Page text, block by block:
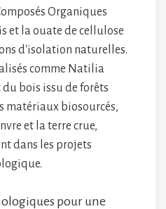
Organiques
et la ouate de cellulose
d'isolation naturelles.
comme Natilia
bois issu de forêts
matériaux biosourcés,
et la terre crue,
dans les projets
pour une